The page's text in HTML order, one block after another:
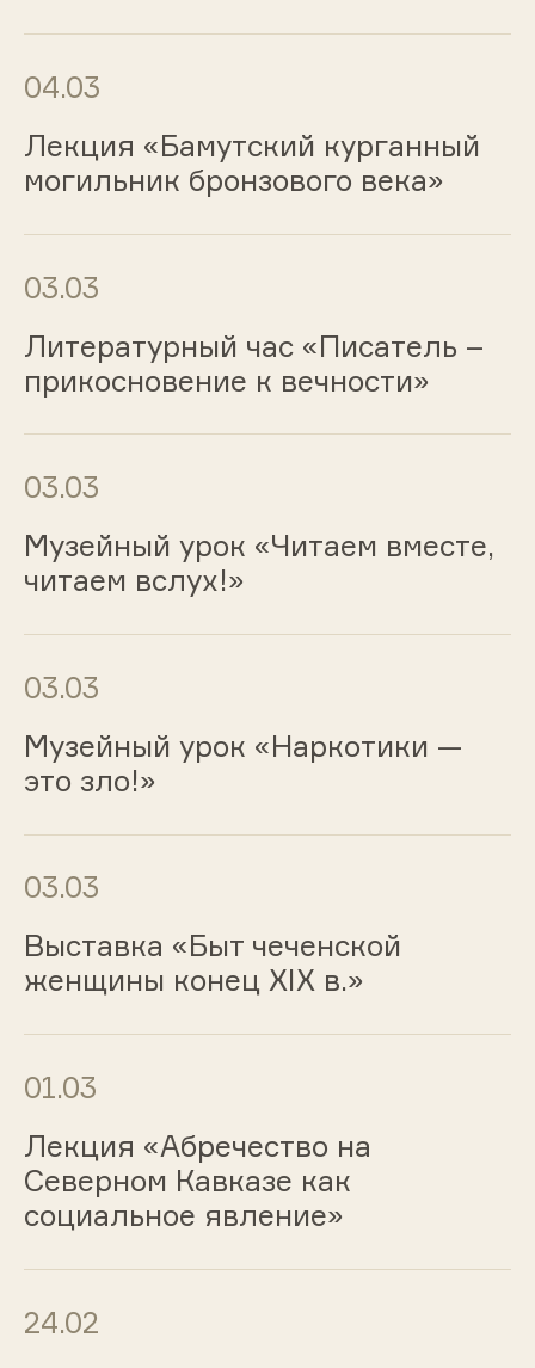
04.03
Лекция «Бамутский курганный
могильник бронзового века»
03.03
Литературный час «Писатель –
прикосновение к вечности»
03.03
Музейный урок «Читаем вместе,
читаем вслух!»
03.03
Музейный урок «Наркотики —
это зло!»
03.03
Выставка «Быт чеченской
женщины конец XIX в.»
01.03
Лекция «Абречество на
Северном Кавказе как
социальное явление»
24.02